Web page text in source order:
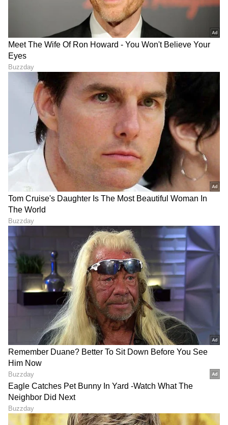
LATEST VIDEOS
ABOUT THE AUTHOR
Chethan Kumar
ಎಲೆಕ್ಟ್ರಾನಿಕ್, ಡಿಜಿಟಲ್ ಮಾಧ್ಯಮ ಸೇರಿ ಪತ್ರಿಕೋದ್ಯಮದಲ್ಲಿ 13
ವರ್ಷಗಳ ಅನುಭವ. ಊರು ಧರ್ಮಸ್ಥಳ. ಪತ್ರಿಕೋದ್ಯಮ
ಸ್ನಾತಕೋತ್ತರ ಪದವಿ ಪಡೆದಿದ್ದು ಉಜಿರೆ ಎಸ್‌ಡಿಎಂನಲ್ಲಿ. ಟಿವಿ9,
ಸ್ಟಾರ್ ಸ್ಪೋರ್ಟ್ಸ್‌ನಲ್ಲಿ ಕಾರ್ಯ ನಿರ್ವಹಿಸಿದ ಅನುಭವವಿದೆ.
ರಾಷ್ಟ್ರೀಯ, ಅಂತಾರಾಷ್ಟ್ರೀಯ, ಜಿಯೋ ಪಾಲಿಟಿಕ್ಸ್, ಆಟೋ, ಟೆಕ್,
ಸ್ಪೋರ್ಟ್ಸ್..ಏನೇ ಕೊಟ್ಟರೂ ಬರೆಯೋದು ನನ್ನ ಶಕ್ತಿ.
ಕಾರುಗಳು ಆಟೋಮೊಬೈಲ್ ಭಾರತ